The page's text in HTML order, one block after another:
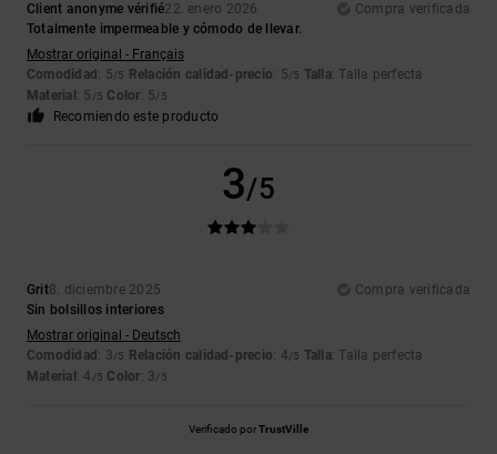
Client anonyme vérifié22. enero 2026
Compra verificada
Totalmente impermeable y cómodo de llevar.
Mostrar original - Français
Comodidad : 5/5 Relación calidad-precio: 5/5 Talla: Talla perfecta
Material : 5 /5 Color: 5/5
Recomiendo este producto
3/5
Grit8. diciembre 2025
Compra verificada
Sin bolsillos interiores
Mostrar original - Deutsch
Comodidad : 3/5 Relación calidad-precio: 4/5 Talla: Talla perfecta
Material : 4 /5 Color: 3/5
Verificado porTrustVille